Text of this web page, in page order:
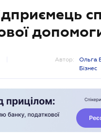
Автор:
Ольга
Бізнес